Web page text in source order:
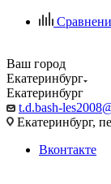
Ваш город
Екатеринбург
Екатеринбург
t.d.bash-
Екатеринбург,
Вконтакте